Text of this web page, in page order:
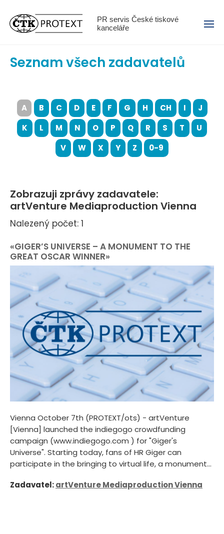
PR servis České tiskové
kanceláře
Menu
Seznam všech zadavatelů
A B C D E F G H CH I
J
K
L M N O P Q R S T
U
V
W X Y Z 0-9
Zobrazuji zprávy zadavatele:
artVenture Mediaproduction Vienna
Nalezený počet: 1
«GIGER’S UNIVERSE – A MONUMENT TO THE
GREAT OSCAR WINNER»
Vienna October 7th (PROTEXT/ots) - artVenture
[Vienna] launched the indiegogo crowdfunding
campaign (www.indiegogo.com ) for "Giger's
Universe". Starting today, fans of HR Giger can
participate in the bringing to virtual life, a monument...
Zadavatel:artVenture Mediaproduction Vienna